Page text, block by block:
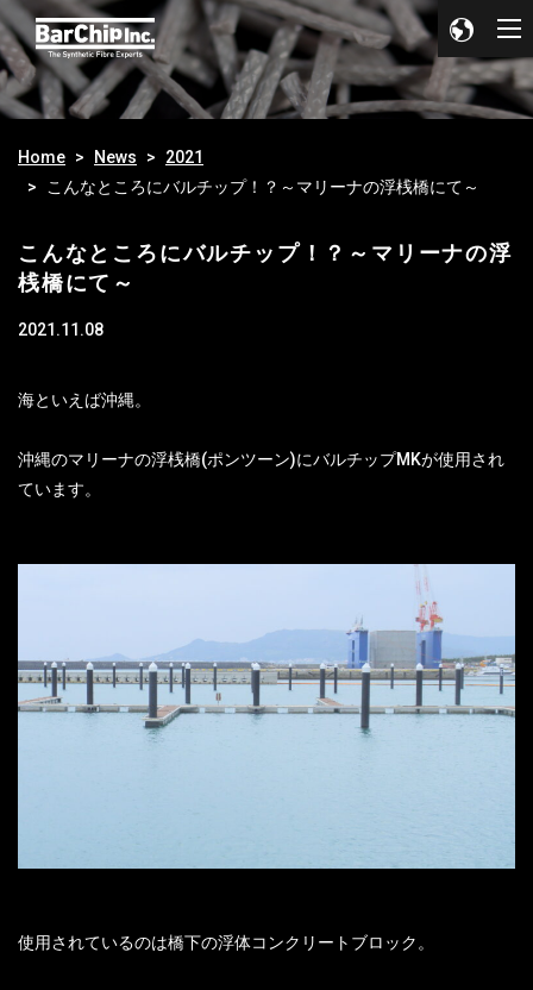
Home News
2021
こんなところにバルチップ！？～マリーナの浮桟橋にて～
こんなところにバルチップ！？～マリーナの浮
桟橋にて～
2021.11.08
海といえば沖縄。
沖縄のマリーナの浮桟橋(ポンツーン)にバルチップMKが使用され
ています。
使用されているのは橋下の浮体コンクリートブロック。